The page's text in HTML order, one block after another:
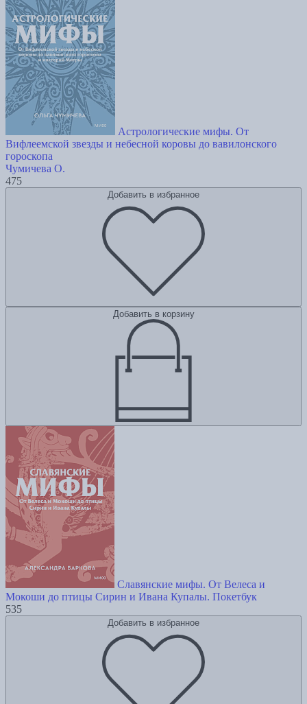
Астрологические мифы. От
Вифлеемской звезды и небесной коровы до вавилонского
гороскопа
Чумичева О.
475
Добавить в избранное
Добавить в корзину
Славянские мифы. От Велеса и
Мокоши до птицы Сирин и Ивана Купалы. Покетбук
535
Добавить в избранное